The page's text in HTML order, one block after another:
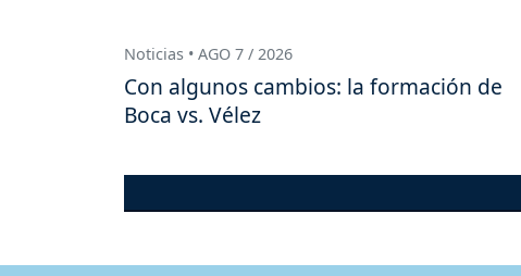
Noticias • AGO 7 / 2026
Con algunos cambios: la formación de
Boca vs. Vélez